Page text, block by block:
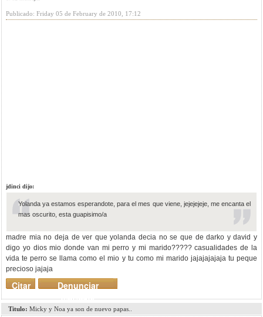
Publicado: Friday 05 de February de 2010, 17:12
jdinci dijo:
Yolanda ya estamos esperandote, para el mes que viene, jejejejeje, me encanta el
mas oscurito, esta guapisimo/a
madre mia no deja de ver que yolanda decia no se que de darko y david y
digo yo dios mio donde van mi perro y mi marido????? casualidades de la
vida te perro se llama como el mio y tu como mi marido jajajajajaja tu peque
precioso jajaja
Denunciar
mensaje
Citar
Titulo: Micky y Noa ya son de nuevo papas..